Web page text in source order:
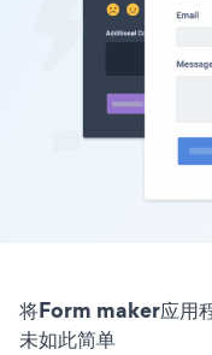
将Form maker应用
未如此简单